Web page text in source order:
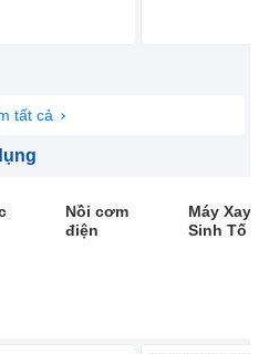
tất cả
Nồi cơm
điện
Máy Xay
Sinh Tố